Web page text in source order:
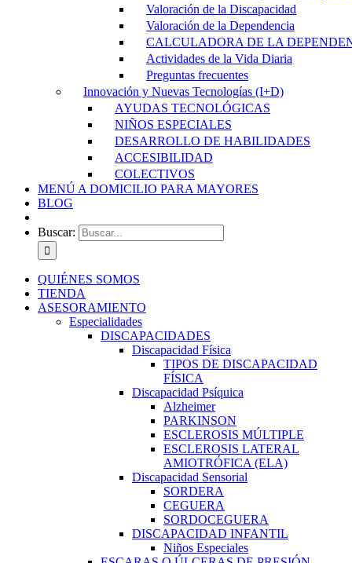
Valoración de la Discapacidad
Valoración de la Dependencia
CALCULADORA DE LA
Actividades de la Vida Diaria
Preguntas frecuentes
Innovación y Nuevas Tecnologías (I+D)
AYUDAS TECNOLÓGICAS
NIÑOS ESPECIALES
DESARROLLO DE HABILIDADES
ACCESIBILIDAD
COLECTIVOS
MENÚ A DOMICILIO PARA MAYORES
BLOG
Buscar:
QUIÉNES SOMOS
TIENDA
ASESORAMIENTO
Especialidades
DISCAPACIDADES
Discapacidad Física
TIPOS DE DISCAPACIDAD
FÍSICA
Discapacidad Psíquica
Alzheimer
PARKINSON
ESCLEROSIS MÚLTIPLE
ESCLEROSIS LATERAL
AMIOTRÓFICA (ELA)
Discapacidad Sensorial
SORDERA
CEGUERA
SORDOCEGUERA
DISCAPACIDAD INFANTIL
Niños Especiales